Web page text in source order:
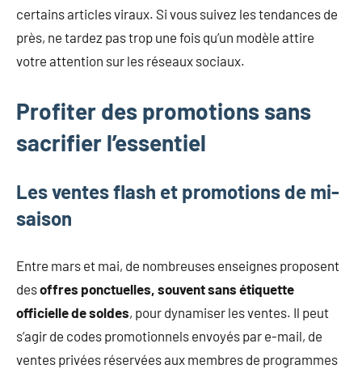
certains articles viraux. Si vous suivez les tendances de
près, ne tardez pas trop une fois qu’un modèle attire
votre attention sur les réseaux sociaux.
Profiter des promotions sans
sacrifier l’essentiel
Les ventes flash et promotions de mi-
saison
Entre mars et mai, de nombreuses enseignes proposent
desoffres ponctuelles, souvent sans étiquette
officielle de soldes, pour dynamiser les ventes. Il peut
s’agir de codes promotionnels envoyés par e-mail, de
ventes privées réservées aux membres de programmes